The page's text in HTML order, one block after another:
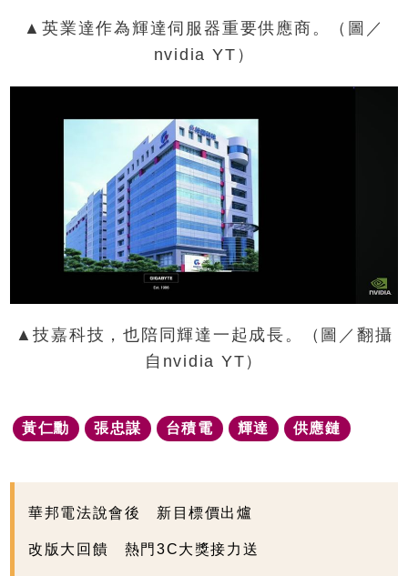
▲英業達作為輝達伺服器重要供應商。（圖／
nvidia YT）
▲技嘉科技，也陪同輝達一起成長。（圖／翻攝
自nvidia YT）
黃仁勳 張忠謀 台積電 輝達 供應鏈
華邦電法說會後 新目標價出爐
改版大回饋 熱門3C大獎接力送